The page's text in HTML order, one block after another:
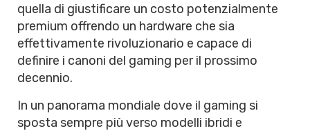
quella di giustificare un costo potenzialmente
premium offrendo un hardware che sia
effettivamente rivoluzionario e capace di
definire i canoni del gaming per il prossimo
decennio.
In un panorama mondiale dove il gaming si
sposta sempre più verso modelli ibridi e